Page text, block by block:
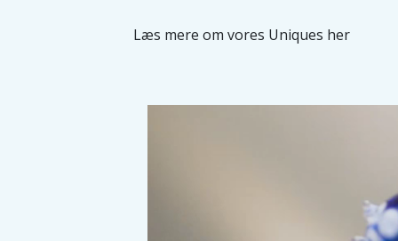
Læs mere om vores Uniques her